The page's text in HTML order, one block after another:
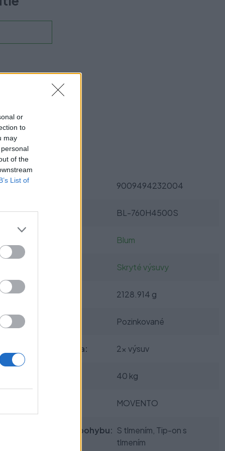
or
to
may
of the
List of
Parametre
EAN: 9009494232004
SKU: BL-760H4500S
Blum
Skryté výsuvy
2128.914 g
Pozinkované
Obsah balenia: 2x výsuv
40 kg
MOVENTO
Technológia pohybu: S tlmením, Tip-on s
tlmením